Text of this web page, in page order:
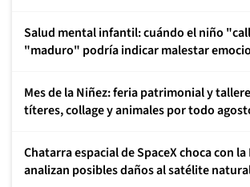
Salud mental infantil: cuándo el niño
"maduro" podría indicar malestar
Mes de la Niñez: feria patrimonial y
títeres, collage y animales por todo
Chatarra espacial de SpaceX choca con la
analizan posibles daños al satélite